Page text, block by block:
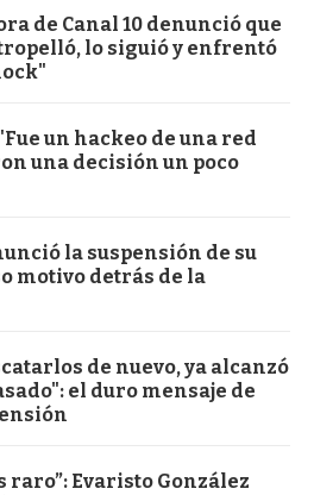
de Canal 10 denunció que
lo siguió y enfrentó
un hackeo de una red
una decisión un poco
la suspensión de su
motivo detrás de la
de nuevo, ya alcanzó
el duro mensaje de
raro”: Evaristo González